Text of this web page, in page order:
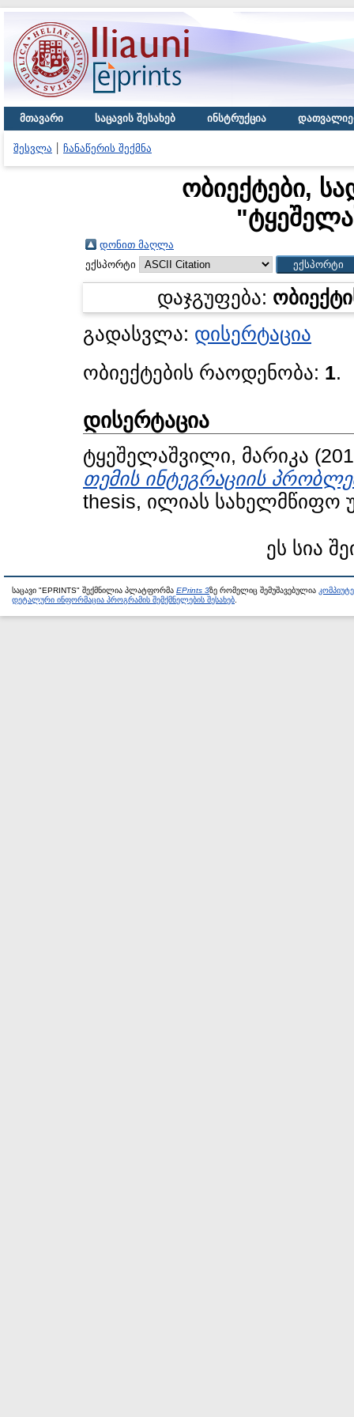
მთავარი საცავის შესახებ ინსტრუქცია
შესვლა ჩანაწერის შექმნა
ობიექტები,
"
დონით მაღლა
ექსპორტი
დაჯგუფება:
გადასვლა: დისერტაცია
ობიექტების რაოდენობა: 1.
დისერტაცია
ტყეშელაშვილი, მარიკა
თემის ინტეგრაციის
thesis, ილიას სახელმწიფო
ეს სია
საცავი "EPRINTS" შექმნილია პლატფორმა EPrints 3ზე რომელიც შემუშავებულია
დეტალური ინფორმაცია პროგრამის შემქმნელების შესახებ